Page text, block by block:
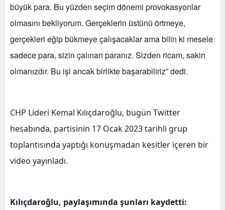
büyük para. Bu yüzden seçim dönemi provokasyonlar
olmasını bekliyorum. Gerçeklerin üstünü örtmeye,
gerçekleri eğip bükmeye çalışacaklar ama bilin ki mesele
sadece para, sizin çalınan paranız. Sizden ricam, sakin
olmanızdır. Bu işi ancak birlikte başarabiliriz” dedi.
CHP Lideri Kemal Kılıçdaroğlu, bugün Twitter
hesabında, partisinin 17 Ocak 2023 tarihli grup
toplantısında yaptığı konuşmadan kesitler içeren bir
video yayınladı.
Kılıçdaroğlu, paylaşımında şunları kaydetti: